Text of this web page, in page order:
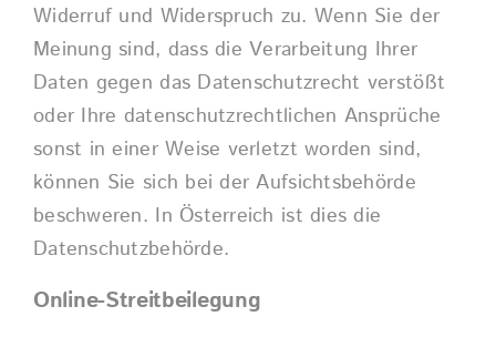
Widerruf und Widerspruch zu. Wenn Sie der
Meinung sind, dass die Verarbeitung Ihrer
Daten gegen das Datenschutzrecht verstößt
oder Ihre datenschutzrechtlichen Ansprüche
sonst in einer Weise verletzt worden sind,
können Sie sich bei der Aufsichtsbehörde
beschweren. In Österreich ist dies die
Datenschutzbehörde.
Online-Streitbeilegung